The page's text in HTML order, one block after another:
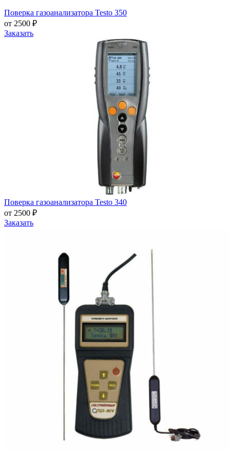
Поверка газоанализатора Testo 350
от 2500 ₽
Заказать
Поверка газоанализатора Testo 340
от 2500 ₽
Заказать